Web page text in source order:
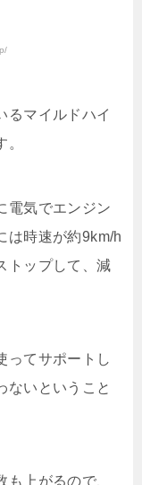
るマイルドハイ
電気でエンジン
は時速が約9km/h
トップして、減
ってサポートし
ないということ
上がるので、